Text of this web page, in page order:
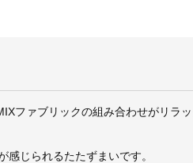
ファブリックの組み合わせがリラ
じられるたたずまいです。